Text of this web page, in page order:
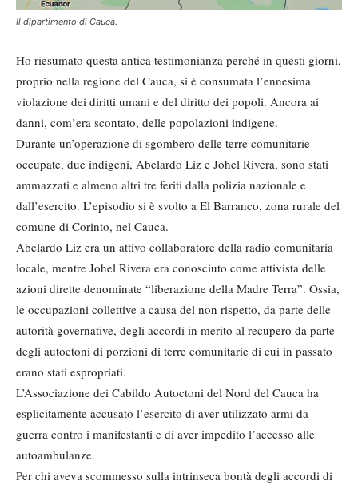
Il dipartimento di Cauca.
Ho riesumato questa antica testimonianza perché in questi giorni,
proprio nella regione del Cauca, si è consumata l’ennesima
violazione dei diritti umani e del diritto dei popoli. Ancora ai
danni, com’era scontato, delle popolazioni indigene.
Durante un’operazione di sgombero delle terre comunitarie
occupate, due indigeni, Abelardo Liz e Johel Rivera, sono stati
ammazzati e almeno altri tre feriti dalla polizia nazionale e
dall’esercito. L’episodio si è svolto a El Barranco, zona rurale del
comune di Corinto, nel Cauca.
Abelardo Liz era un attivo collaboratore della radio comunitaria
locale, mentre Johel Rivera era conosciuto come attivista delle
azioni dirette denominate “liberazione della Madre Terra”. Ossia,
le occupazioni collettive a causa del non rispetto, da parte delle
autorità governative, degli accordi in merito al recupero da parte
degli autoctoni di porzioni di terre comunitarie di cui in passato
erano stati espropriati.
L’Associazione dei Cabildo Autoctoni del Nord del Cauca ha
esplicitamente accusato l’esercito di aver utilizzato armi da
guerra contro i manifestanti e di aver impedito l’accesso alle
autoambulanze.
Per chi aveva scommesso sulla intrinseca bontà degli accordi di